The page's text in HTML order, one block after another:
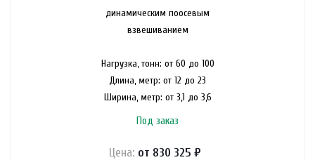
динамическим поосевым
взвешиванием
Нагрузка, тонн: от 60 до 100
Длина, метр: от 12 до 23
Ширина, метр: от 3,1 до 3,6
Под заказ
Цена: от 830 325 ₽